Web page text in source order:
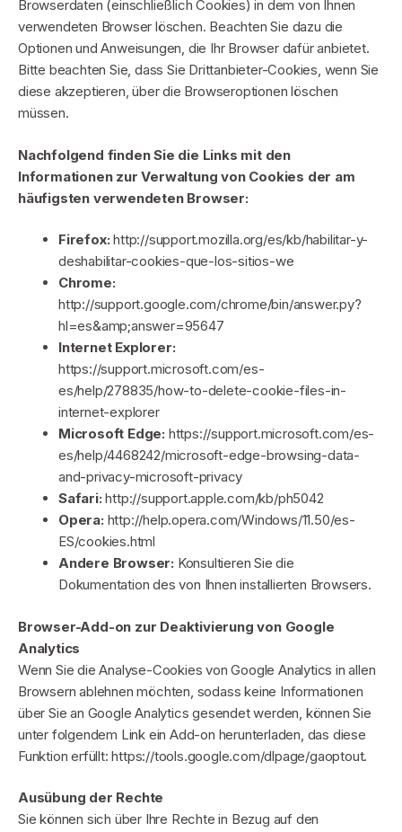
Browserdaten (einschließlich Cookies) in dem von Ihnen
verwendeten Browser löschen. Beachten Sie dazu die
Optionen und Anweisungen, die Ihr Browser dafür anbietet.
Bitte beachten Sie, dass Sie Drittanbieter-Cookies, wenn Sie
diese akzeptieren, über die Browseroptionen löschen
müssen.
Nachfolgend finden Sie die Links mit den
Informationen zur Verwaltung von Cookies der am
häufigsten verwendeten Browser:
Firefox: http://support.mozilla.org/es/kb/habilitar-y-
deshabilitar-cookies-que-los-sitios-we
Chrome:
http://support.google.com/chrome/bin/answer.py?
hl=es&amp;answer=95647
Internet Explorer:
https://support.microsoft.com/es-
es/help/278835/how-to-delete-cookie-files-in-
internet-explorer
Microsoft Edge: https://support.microsoft.com/es-
es/help/4468242/microsoft-edge-browsing-data-
and-privacy-microsoft-privacy
Safari: http://support.apple.com/kb/ph5042
Opera: http://help.opera.com/Windows/11.50/es-
ES/cookies.html
Andere Browser: Konsultieren Sie die
Dokumentation des von Ihnen installierten Browsers.
Browser-Add-on zur Deaktivierung von Google
Analytics
Wenn Sie die Analyse-Cookies von Google Analytics in allen
Browsern ablehnen möchten, sodass keine Informationen
über Sie an Google Analytics gesendet werden, können Sie
unter folgendem Link ein Add-on herunterladen, das diese
Funktion erfüllt: https://tools.google.com/dlpage/gaoptout.
Ausübung der Rechte
Sie können sich über Ihre Rechte in Bezug auf den